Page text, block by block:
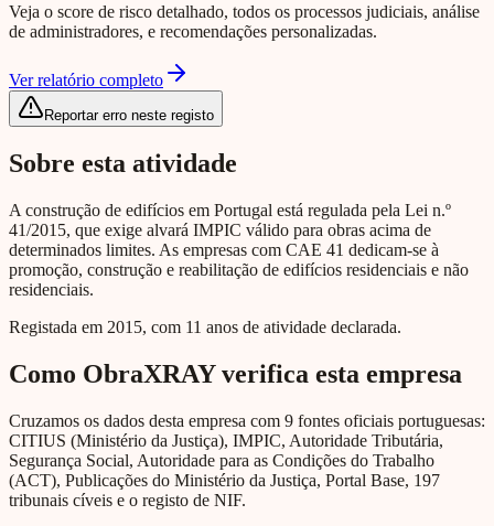
Veja o score de risco detalhado, todos os processos judiciais, análise
de administradores, e recomendações personalizadas.
Ver relatório completo
Reportar erro neste registo
Sobre esta atividade
A construção de edifícios em Portugal está regulada pela Lei n.º
41/2015, que exige alvará IMPIC válido para obras acima de
determinados limites. As empresas com CAE 41 dedicam-se à
promoção, construção e reabilitação de edifícios residenciais e não
residenciais.
Registada em 2015, com 11 anos de atividade declarada.
Como ObraXRAY verifica esta empresa
Cruzamos os dados desta empresa com 9 fontes oficiais portuguesas:
CITIUS (Ministério da Justiça), IMPIC, Autoridade Tributária,
Segurança Social, Autoridade para as Condições do Trabalho
(ACT), Publicações do Ministério da Justiça, Portal Base, 197
tribunais cíveis e o registo de NIF.